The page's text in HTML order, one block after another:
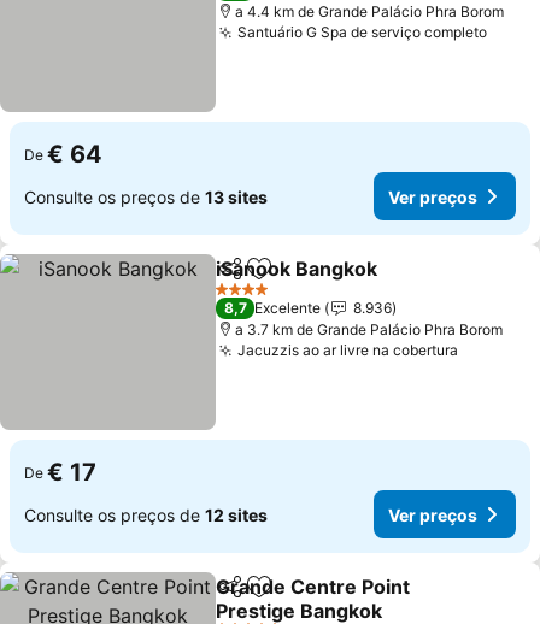
a 4.4 km de Grande Palácio Phra Borom
Santuário G Spa de serviço completo
De € 64
Consulte os preços de 13 sites Ver preços
PartilharAdicionar aos favoritos
iSanook Bangkok
4 Estrelas
8,7 Excelente
8.936
a 3.7 km de Grande Palácio Phra Borom
Jacuzzis ao ar livre na cobertura
De € 17
Consulte os preços de 12 sites Ver preços
PartilharAdicionar aos favoritos
Grande Centre Point
Prestige Bangkok